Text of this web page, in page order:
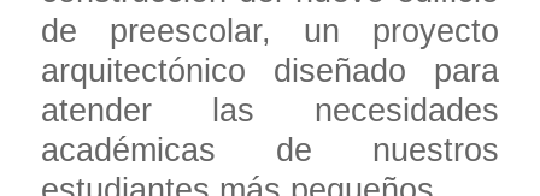
de preescolar, un proyecto
arquitectónico diseñado para
atender las necesidades
académicas de nuestros